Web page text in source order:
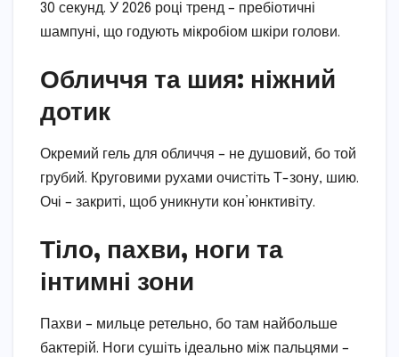
30 секунд. У 2026 році тренд – пребіотичні
шампуні, що годують мікробіом шкіри голови.
Обличчя та шия: ніжний
дотик
Окремий гель для обличчя – не душовий, бо той
грубий. Круговими рухами очистіть Т-зону, шию.
Очі – закриті, щоб уникнути кон’юнктивіту.
Тіло, пахви, ноги та
інтимні зони
Пахви – мильце ретельно, бо там найбольше
бактерій. Ноги сушіть ідеально між пальцями –